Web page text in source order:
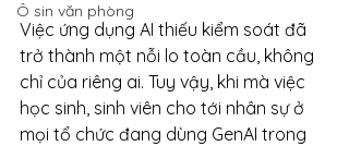
Ô sin văn phòng
Việc ứng dụng AI thiếu kiểm soát đã
trở thành một nỗi lo toàn cầu, không
chỉ của riêng ai. Tuy vậy, khi mà việc
học sinh, sinh viên cho tới nhân sự ở
mọi tổ chức đang dùng GenAI trong